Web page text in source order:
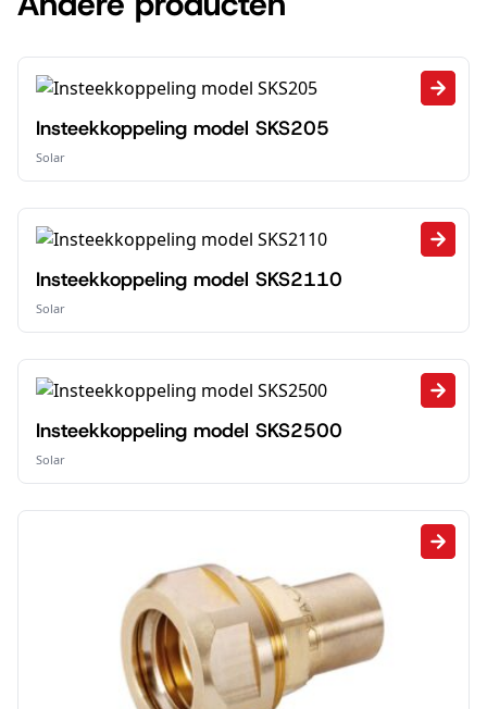
Insteekkoppeling model SKS205
Solar
Insteekkoppeling model SKS2110
Solar
Insteekkoppeling model SKS2500
Solar